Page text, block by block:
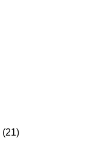
(21)